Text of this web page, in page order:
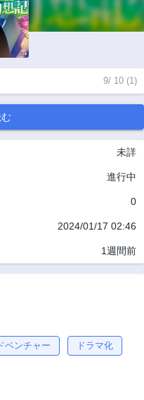
9/ 10 (1)
未詳
進行中
0
2024/01/17 02:46
1週間前
ベンチャー ドラマ化